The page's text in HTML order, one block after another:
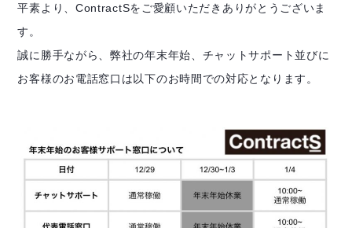
平素より、ContractSをご愛顧いただきありがとうございま
す。
誠に勝手ながら、弊社の年末年始、チャットサポート並びに
お客様のお電話窓口は以下のお時間での対応となります。